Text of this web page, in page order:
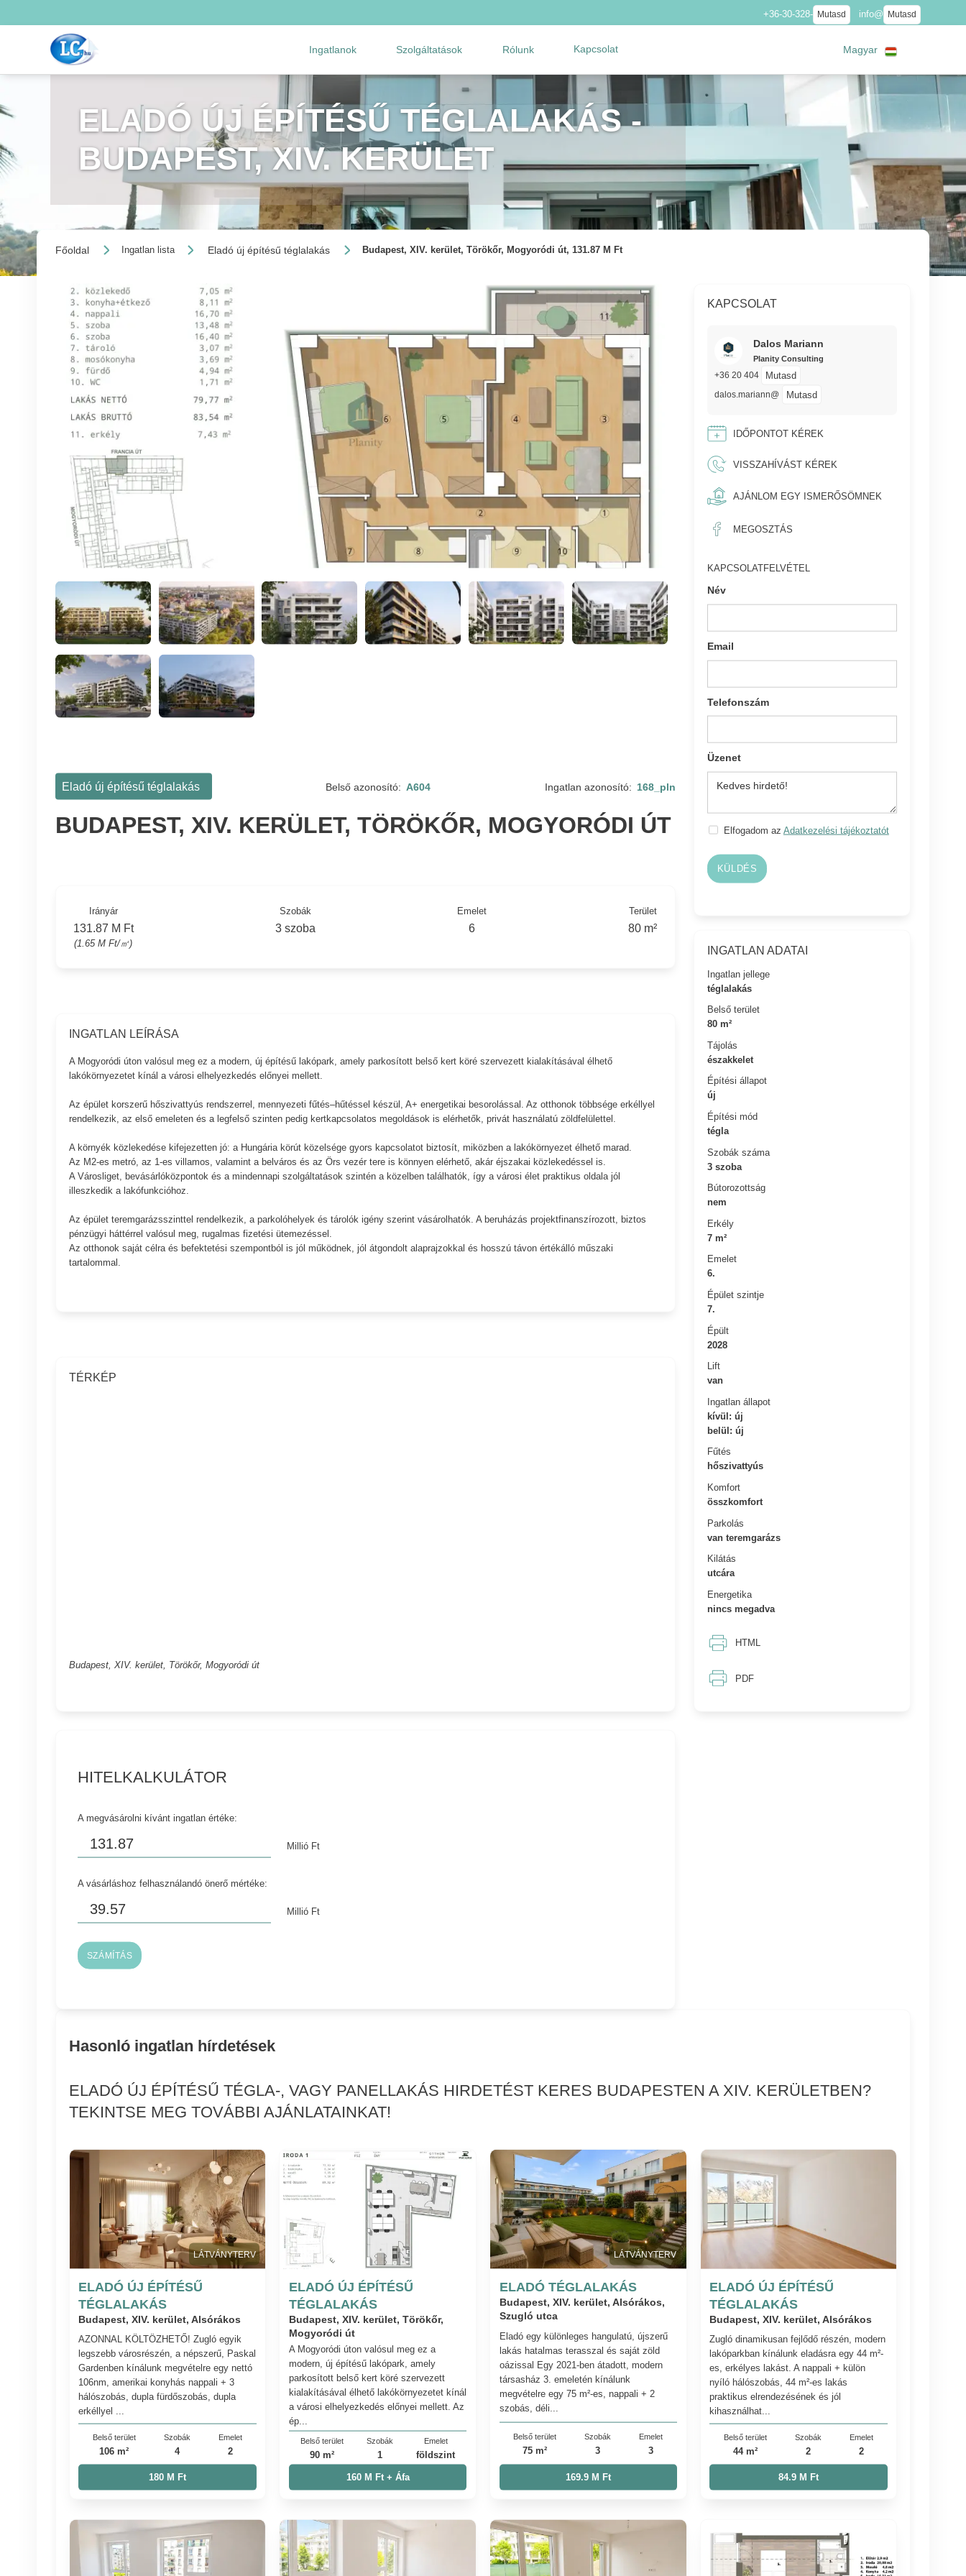
+36-30-328- Mutasd info@ Mutasd
Ingatlanok Szolgáltatások Rólunk Kapcsolat Magyar
ELADÓ ÚJ ÉPÍTÉSŰ TÉGLALAKÁS -
BUDAPEST, XIV. KERÜLET
Főoldal Ingatlan lista Eladó új építésű téglalakás Budapest, XIV. kerület, Törökőr, Mogyoródi út, 131.87 M Ft
KAPCSOLAT
Dalos Mariann
Planity Consulting
+36 20 404 Mutasd
dalos.mariann@ Mutasd
IDŐPONTOT KÉREK
VISSZAHÍVÁST KÉREK
AJÁNLOM EGY ISMERŐSÖMNEK
MEGOSZTÁS
KAPCSOLATFELVÉTEL
Név
Email
Telefonszám
Üzenet
Elfogadom az Adatkezelési tájékoztatót
KÜLDÉS
INGATLAN ADATAI
Ingatlan jellege
téglalakás
Belső terület
80 m²
Tájolás
északkelet
Építési állapot
új
Építési mód
tégla
Szobák száma
3 szoba
Bútorozottság
nem
Erkély
7 m²
Emelet
6.
Épület szintje
7.
Épült
2028
Lift
van
Ingatlan állapot
kívül: új
belül: új
Fűtés
hőszivattyús
Komfort
összkomfort
Parkolás
van teremgarázs
Kilátás
utcára
Energetika
nincs megadva
HTML
PDF
Eladó új építésű téglalakás Belső azonosító: A604 Ingatlan azonosító: 168_pln
BUDAPEST, XIV. KERÜLET, TÖRÖKŐR, MOGYORÓDI ÚT
Irányár
131.87 M Ft
(1.65 M Ft/㎡)
Szobák
3 szoba
Emelet
6
Terület
80 m²
INGATLAN LEÍRÁSA
A Mogyoródi úton valósul meg ez a modern, új építésű lakópark, amely parkosított belső kert köré szervezett kialakításával élhető
lakókörnyezetet kínál a városi elhelyezkedés előnyei mellett.
Az épület korszerű hőszivattyús rendszerrel, mennyezeti fűtés–hűtéssel készül, A+ energetikai besorolással. Az otthonok többsége erkéllyel
rendelkezik, az első emeleten és a legfelső szinten pedig kertkapcsolatos megoldások is elérhetők, privát használatú zöldfelülettel.
A környék közlekedése kifejezetten jó: a Hungária körút közelsége gyors kapcsolatot biztosít, miközben a lakókörnyezet élhető marad.
Az M2-es metró, az 1-es villamos, valamint a belváros és az Örs vezér tere is könnyen elérhető, akár éjszakai közlekedéssel is.
A Városliget, bevásárlóközpontok és a mindennapi szolgáltatások szintén a közelben találhatók, így a városi élet praktikus oldala jól
illeszkedik a lakófunkcióhoz.
Az épület teremgarázsszinttel rendelkezik, a parkolóhelyek és tárolók igény szerint vásárolhatók. A beruházás projektfinanszírozott, biztos
pénzügyi háttérrel valósul meg, rugalmas fizetési ütemezéssel.
Az otthonok saját célra és befektetési szempontból is jól működnek, jól átgondolt alaprajzokkal és hosszú távon értékálló műszaki
tartalommal.
TÉRKÉP
Budapest, XIV. kerület, Törökőr, Mogyoródi út
HITELKALKULÁTOR
A megvásárolni kívánt ingatlan értéke:
Millió Ft
A vásárláshoz felhasználandó önerő mértéke:
Millió Ft
SZÁMÍTÁS
Hasonló ingatlan hírdetések
ELADÓ ÚJ ÉPÍTÉSŰ TÉGLA-, VAGY PANELLAKÁS HIRDETÉST KERES BUDAPESTEN A XIV. KERÜLETBEN?
TEKINTSE MEG TOVÁBBI AJÁNLATAINKAT!
LÁTVÁNYTERV
ELADÓ ÚJ ÉPÍTÉSŰ
TÉGLALAKÁS
Budapest, XIV. kerület, Alsórákos
AZONNAL KÖLTÖZHETŐ! Zugló egyik
legszebb városrészén, a népszerű, Paskal
Gardenben kínálunk megvételre egy nettó
106nm, amerikai konyhás nappali + 3
hálószobás, dupla fürdőszobás, dupla
erkéllyel ...
Belső terület
106 m²
Szobák
4
Emelet
2
180 M Ft
ELADÓ ÚJ ÉPÍTÉSŰ
TÉGLALAKÁS
Budapest, XIV. kerület, Törökőr,
Mogyoródi út
A Mogyoródi úton valósul meg ez a
modern, új építésű lakópark, amely
parkosított belső kert köré szervezett
kialakításával élhető lakókörnyezetet kínál
a városi elhelyezkedés előnyei mellett. Az
ép...
Belső terület
90 m²
Szobák
1
Emelet
földszint
160 M Ft + Áfa
LÁTVÁNYTERV
ELADÓ TÉGLALAKÁS
Budapest, XIV. kerület, Alsórákos,
Szugló utca
Eladó egy különleges hangulatú, újszerű
lakás hatalmas terasszal és saját zöld
oázissal Egy 2021-ben átadott, modern
társasház 3. emeletén kínálunk
megvételre egy 75 m²-es, nappali + 2
szobás, déli...
Belső terület
75 m²
Szobák
3
Emelet
3
169.9 M Ft
ELADÓ ÚJ ÉPÍTÉSŰ
TÉGLALAKÁS
Budapest, XIV. kerület, Alsórákos
Zugló dinamikusan fejlődő részén, modern
lakóparkban kínálunk eladásra egy 44 m²-
es, erkélyes lakást. A nappali + külön
nyíló hálószobás, 44 m²-es lakás
praktikus elrendezésének és jól
kihasználhat...
Belső terület
44 m²
Szobák
2
Emelet
2
84.9 M Ft